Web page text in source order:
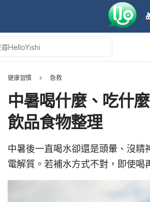
健康習慣 急救
中暑喝什麼、吃什
飲品食物整理
中暑後一直喝水卻還是頭暈、沒
電解質。若補水方式不對，即使喝